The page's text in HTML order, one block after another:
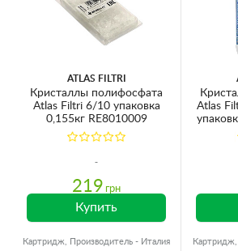
ATLAS FILTRI
Кристаллы полифосфата
Atlas Filtri 6/10 упаковка
0,155кг RE8010009
219 грн
Купить
Картридж, Производитель - Италия
Atlas